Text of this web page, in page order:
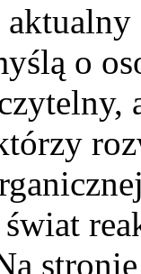
o
świat